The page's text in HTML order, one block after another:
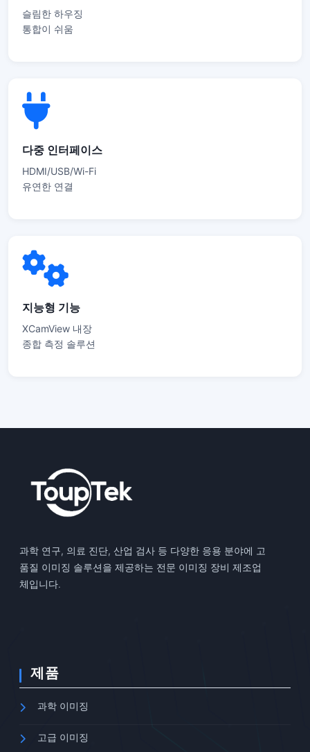
슬림한 하우징
통합이 쉬움
다중 인터페이스
HDMI/USB/Wi-Fi
유연한 연결
지능형 기능
XCamView 내장
종합 측정 솔루션
과학 연구, 의료 진단, 산업 검사 등 다양한 응용 분야에 고
품질 이미징 솔루션을 제공하는 전문 이미징 장비 제조업
체입니다.
제품
과학 이미징
고급 이미징